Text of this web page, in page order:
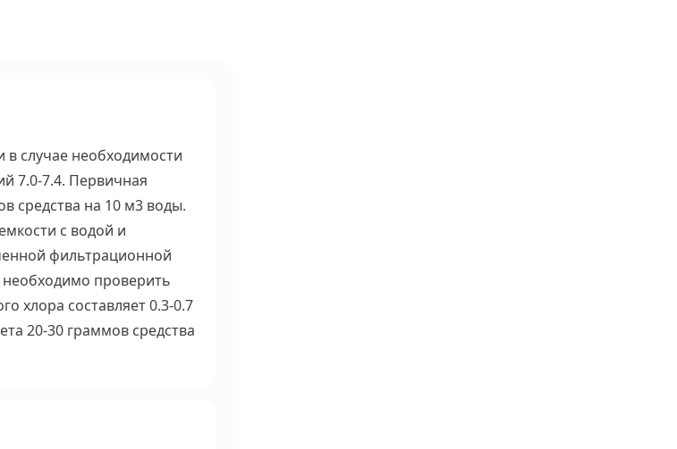
случае необходимости
7.0-7.4. Первичная
средства на 10 м3 воды.
с водой и
фильтрационной
проверить
хлора составляет 0.3-0.7
20-30 граммов средства